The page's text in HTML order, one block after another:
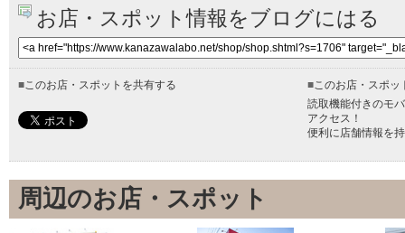
お店・スポット情報をブログにはる
■このお店・スポットを共有する ■このお店・スポッ
読取機能付きのモ
アクセス！
便利に店舗情報を
周辺のお店・スポット